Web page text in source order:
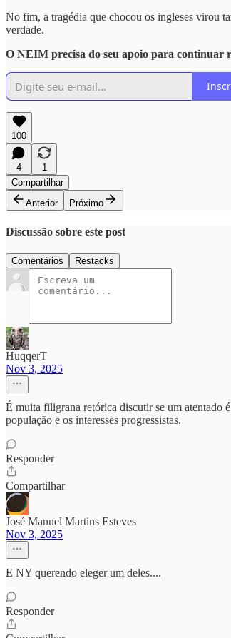
No fim, a tragédia que chocou os ingleses virou
verdade.
O NEIM precisa do seu apoio para continuar
100
4
1
Compartilhar
Anterior
Próximo
Discussão sobre este post
Comentários Restacks
HuqqerT
Nov 3, 2025
É muita filigrana retórica discutir se um atentado
população e os interesses progressistas.
Responder
Compartilhar
José Manuel Martins Esteves
Nov 3, 2025
E NY querendo eleger um deles....
Responder